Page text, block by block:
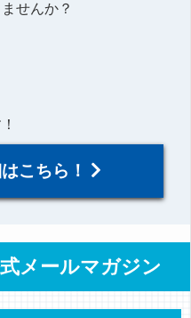
せんか？
こちら！
メールマガジン